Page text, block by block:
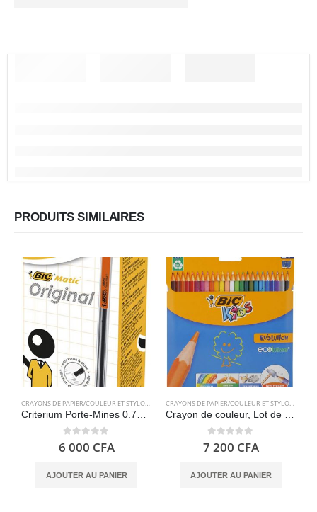
PRODUITS SIMILAIRES
CRAYONS DE PAPIER/COULEUR ET STYLOS, FOURNITURES SCOLAIRES
Criterium Porte-Mines 0.7mm HB , Pochette de 12 – BIC
0 out of 5
6 000 CFA
AJOUTER AU PANIER
CRAYONS DE PAPIER/COULEUR ET STYLOS,
Crayon de couleur, Lot de 24 crayons de couleur – BIC Kids Evolution ECOlutions
0 out of 5
7 200 CFA
AJOUTER AU PANIER